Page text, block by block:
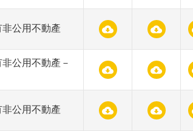
非公用不動產
公用不動產－
非公用不動產